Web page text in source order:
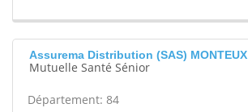
Assurema Distribution (SAS) MONTEUX
Mutuelle Santé Sénior
Département: 84